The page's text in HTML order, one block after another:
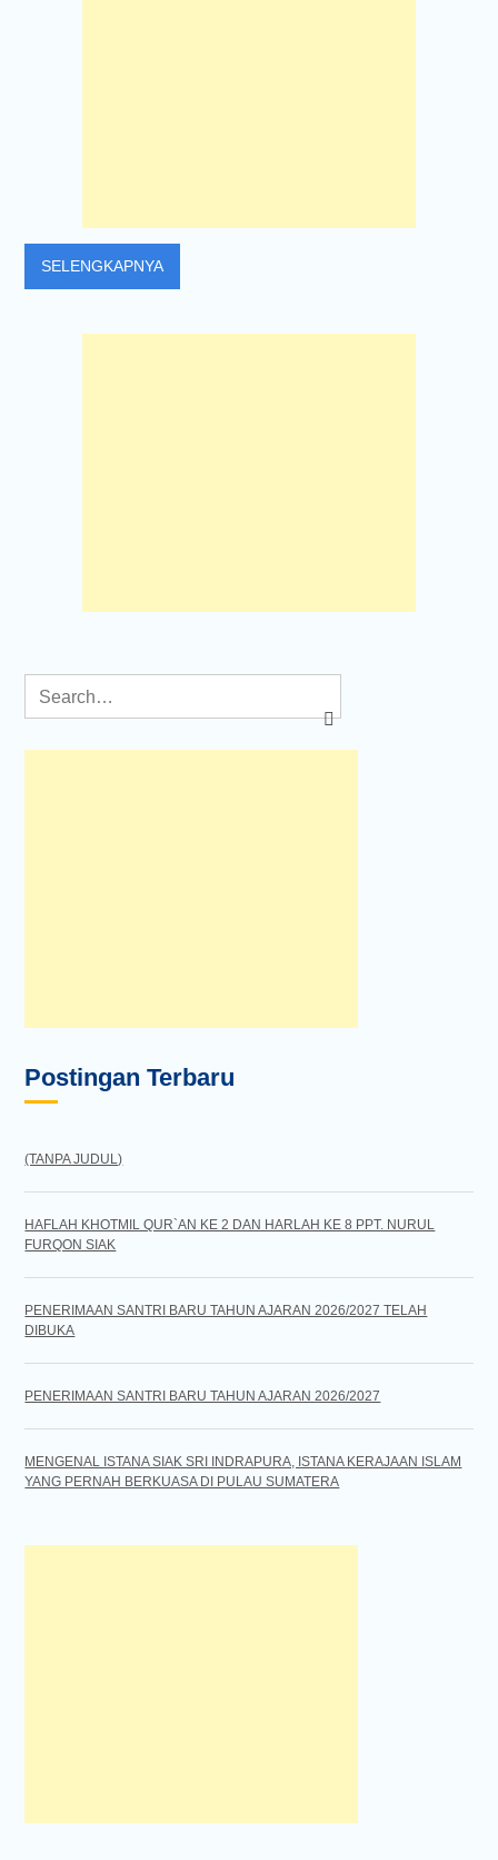
SELENGKAPNYA
Postingan Terbaru
(TANPA JUDUL)
HAFLAH KHOTMIL QUR`AN KE 2 DAN HARLAH KE 8 PPT. NURUL
FURQON SIAK
PENERIMAAN SANTRI BARU TAHUN AJARAN 2026/2027 TELAH
DIBUKA
PENERIMAAN SANTRI BARU TAHUN AJARAN 2026/2027
MENGENAL ISTANA SIAK SRI INDRAPURA, ISTANA KERAJAAN ISLAM
YANG PERNAH BERKUASA DI PULAU SUMATERA